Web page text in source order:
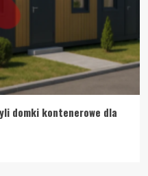
domki kontenerowe dla